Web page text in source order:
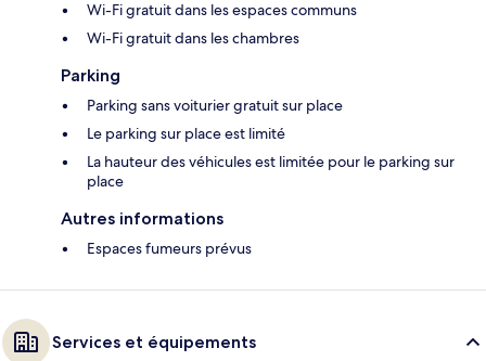
Wi-Fi gratuit dans les espaces communs
Wi-Fi gratuit dans les chambres
Parking
Parking sans voiturier gratuit sur place
Le parking sur place est limité
La hauteur des véhicules est limitée pour le parking sur
place
Autres informations
Espaces fumeurs prévus
Services et équipements